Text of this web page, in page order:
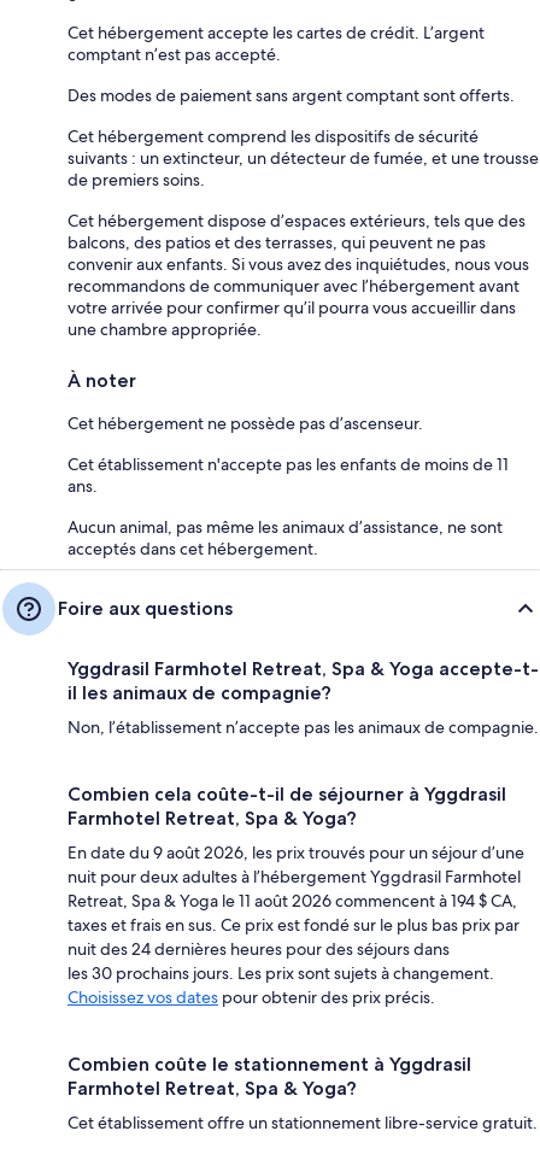
Cet hébergement accepte les cartes de crédit. L’argent
comptant n’est pas accepté.
Des modes de paiement sans argent comptant sont offerts.
Cet hébergement comprend les dispositifs de sécurité
suivants : un extincteur, un détecteur de fumée, et une trousse
de premiers soins.
Cet hébergement dispose d’espaces extérieurs, tels que des
balcons, des patios et des terrasses, qui peuvent ne pas
convenir aux enfants. Si vous avez des inquiétudes, nous vous
recommandons de communiquer avec l’hébergement avant
votre arrivée pour confirmer qu’il pourra vous accueillir dans
une chambre appropriée.
À noter
Cet hébergement ne possède pas d’ascenseur.
Cet établissement n'accepte pas les enfants de moins de 11
ans.
Aucun animal, pas même les animaux d’assistance, ne sont
acceptés dans cet hébergement.
Foire aux questions
Yggdrasil Farmhotel Retreat, Spa & Yoga accepte-t-
il les animaux de compagnie?
Non, l’établissement n’accepte pas les animaux de compagnie.
Combien cela coûte-t-il de séjourner à Yggdrasil
Farmhotel Retreat, Spa & Yoga?
En date du 9 août 2026, les prix trouvés pour un séjour d’une
nuit pour deux adultes à l’hébergement Yggdrasil Farmhotel
Retreat, Spa & Yoga le 11 août 2026 commencent à 194 $ CA,
taxes et frais en sus. Ce prix est fondé sur le plus bas prix par
nuit des 24 dernières heures pour des séjours dans
les 30 prochains jours. Les prix sont sujets à changement.
Choisissez vos dates pour obtenir des prix précis.
Combien coûte le stationnement à Yggdrasil
Farmhotel Retreat, Spa & Yoga?
Cet établissement offre un stationnement libre-service gratuit.